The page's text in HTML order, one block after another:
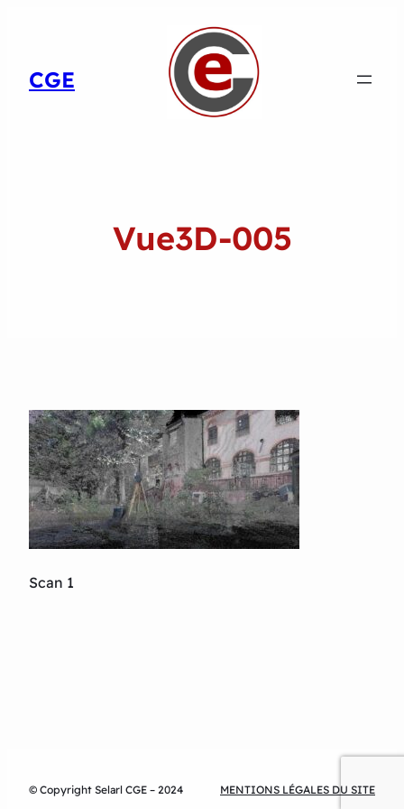
CGE
Vue3D-005
Scan 1
© Copyright Selarl CGE – 2024 MENTIONS LÉGALES DU SITE